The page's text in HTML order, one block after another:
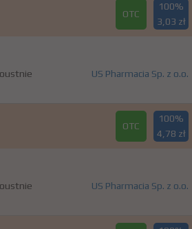
OTC
100%
3,03 zł
US Pharmacia Sp. z o.o.
OTC
100%
4,78 zł
US Pharmacia Sp. z o.o.